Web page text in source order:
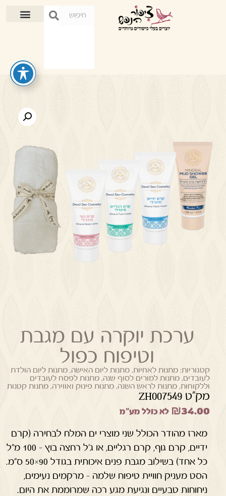
ערכת יוקרה עם מגבת
וטיפוח כפול
קטגוריות: מתנות לאחיות,מתנות ליום האישה,מתנות ליום הולדת
לעובדים,מתנות למורים לסוף שנה,מתנות לפסח לעובדים
וללקוחות,מתנות לראש השנה,מתנות פינוק ואווירה,מתנות קטנות
מק"ט ZH007549
₪34.00 לא כולל מע"מ
מארז מהודר הכולל שני מוצרי ים המלח לבחירה (קרם
ידיים, קרם גוף, קרם רגליים, או ג'ל רחצה בוץ – 100 מ"ל
כל אחד) בשילוב מגבת פנים איכותית בגודל 90×50 ס"מ.
הסט מעניק חוויית טיפוח שלמה – מרקמים נעימים,
ניחוחות טבעיים ונגיעת מגע רכה שמרוממת את היום.